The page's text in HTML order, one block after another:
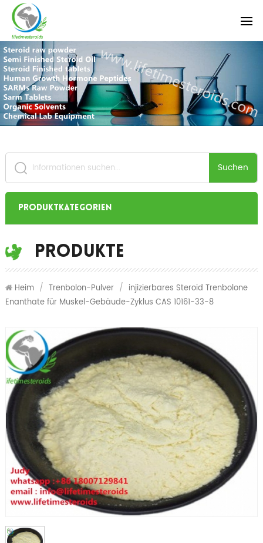
Suchen
Produktkategorien
Produkte
Heim / Trenbolon-Pulver / injizierbares Steroid Trenbolone
Enanthate für Muskel-Gebäude-Zyklus CAS 10161-33-8